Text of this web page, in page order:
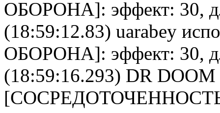
ОБОРОНА]: эффект: 30,
(18:59:12.83) uarabey
ОБОРОНА]: эффект: 30,
(18:59:16.293) DR DOOM
[